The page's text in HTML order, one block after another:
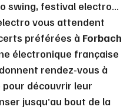
swing, festival electro...
vous attendent
préférées à Forbach
électronique française
rendez-vous à
découvrir leur
jusqu’au bout de la